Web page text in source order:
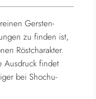
Gersten-
zu finden ist,
Röstcharakter.
Ausdruck findet
bei Shochu-